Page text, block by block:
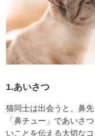
1.あいさつ
猫同士は出会うと、鼻
「鼻チュー」であいさ
いことを伝える大切な